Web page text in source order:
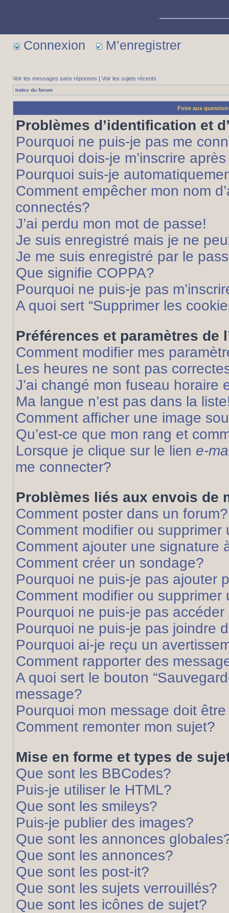
Connexion M’enregistrer
Voir les messages sans réponses | Voir les sujets récents
Index du forum
Foire aux
Problèmes d’identification et
Pourquoi ne puis-je pas me
Pourquoi dois-je m’inscrire
Pourquoi suis-je
Comment empêcher mon nom
connectés?
J’ai perdu mon mot de passe!
Je suis enregistré mais je ne
Je me suis enregistré par le
Que signifie COPPA?
Pourquoi ne puis-je pas
A quoi sert “Supprimer les
Préférences et paramètres de
Comment modifier mes
Les heures ne sont pas
J’ai changé mon fuseau horaire
Ma langue n’est pas dans la
Comment afficher une image
Qu’est-ce que mon rang et
Lorsque je clique sur le lien e-
me connecter?
Problèmes liés aux envois de
Comment poster dans un forum?
Comment modifier ou supprimer
Comment ajouter une signature
Comment créer un sondage?
Pourquoi ne puis-je pas ajouter
Comment modifier ou supprimer
Pourquoi ne puis-je pas
Pourquoi ne puis-je pas joindre
Pourquoi ai-je reçu un
Comment rapporter des
A quoi sert le bouton
message?
Pourquoi mon message doit
Comment remonter mon sujet?
Mise en forme et types de
Que sont les BBCodes?
Puis-je utiliser le HTML?
Que sont les smileys?
Puis-je publier des images?
Que sont les annonces
Que sont les annonces?
Que sont les post-it?
Que sont les sujets verrouillés?
Que sont les icônes de sujet?